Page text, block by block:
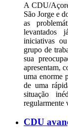
A CDU/
São Jorge e
as
levantados
iniciativas
grupo de
sua
apresentam,
uma enorme
de uma
situação
regularmente
CDU